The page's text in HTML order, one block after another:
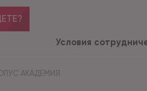
Условия
АКАДЕМИЯ